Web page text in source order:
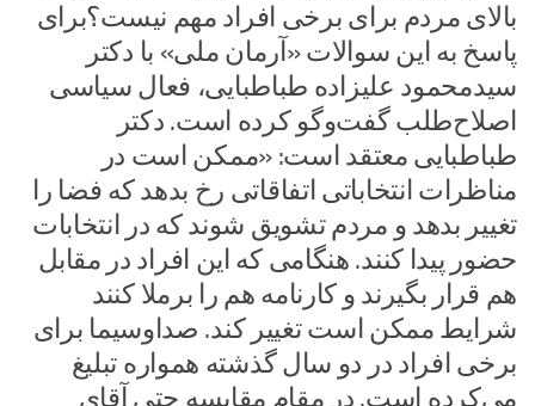
بالای مردم برای برخی افراد مهم نیست؟برای
پاسخ به این سوالات «آرمان ملی» با دکتر
سید‌محمود علیزاده طباطبایی، فعال سیاسی
اصلاح‌طلب گفت‌وگو کرده است. دکتر
طباطبایی معتقد است: «‌ممکن است در
مناظرات انتخاباتی اتفاقاتی رخ بدهد که فضا را
تغییر بدهد و مردم تشویق شوند که در انتخابات
حضور پیدا کنند. هنگامی که این افراد در مقابل
هم قرار بگیرند و کارنامه هم را برملا کنند
شرایط ممکن است تغییر کند. صداوسیما برای
برخی افراد در دو سال گذشته همواره تبلیغ
می‌کرده است. در مقام مقایسه حتی آقای